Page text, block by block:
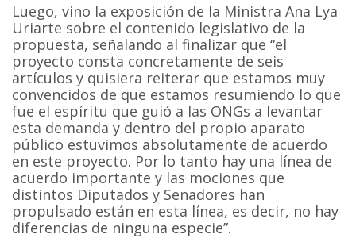
Luego, vino la exposición de la Ministra Ana Lya
Uriarte sobre el contenido legislativo de la
propuesta, señalando al finalizar que “el
proyecto consta concretamente de seis
artículos y quisiera reiterar que estamos muy
convencidos de que estamos resumiendo lo que
fue el espíritu que guió a las ONGs a levantar
esta demanda y dentro del propio aparato
público estuvimos absolutamente de acuerdo
en este proyecto. Por lo tanto hay una línea de
acuerdo importante y las mociones que
distintos Diputados y Senadores han
propulsado están en esta línea, es decir, no hay
diferencias de ninguna especie”.